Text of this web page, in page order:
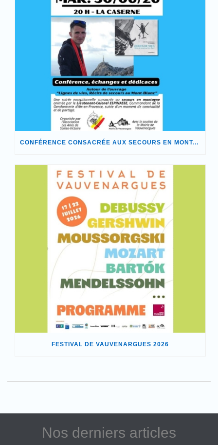
CONFÉRENCE CONSACRÉE AUX SECOURS EN MONTAGNE
FESTIVAL DE VAUVENARGUES 2026
Nos derniers articles